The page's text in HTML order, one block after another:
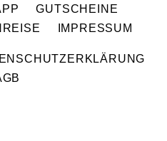
GUTSCHEINE
IMPRESSUM